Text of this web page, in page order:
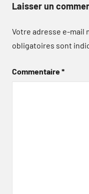
Laisser un
Votre adresse e-mail
obligatoires sont
Commentaire*